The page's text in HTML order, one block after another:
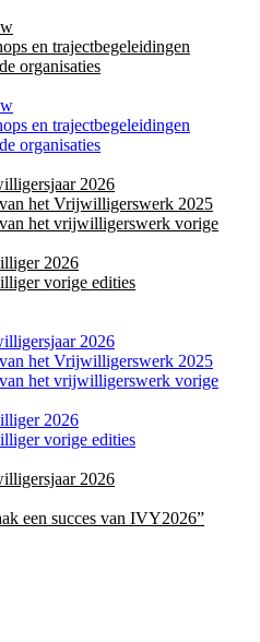
en trajectbegeleidingen
organisaties
en trajectbegeleidingen
organisaties
2026
het Vrijwilligerswerk 2025
het vrijwilligerswerk vorige
2026
vorige edities
2026
het Vrijwilligerswerk 2025
het vrijwilligerswerk vorige
2026
vorige edities
2026
een succes van IVY2026”